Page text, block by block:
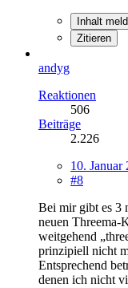
Inhalt
Zitieren
andyg
Reaktionen
506
Beiträge
2.226
10. Januar
#8
Bei mir gibt es 3
neuen Threema-
weitgehend
prinzipiell nicht
Entsprechend
denen ich nicht